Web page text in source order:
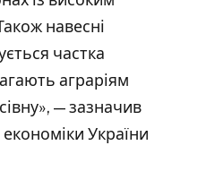
навесні
частка
аграріям
— зазначив
України